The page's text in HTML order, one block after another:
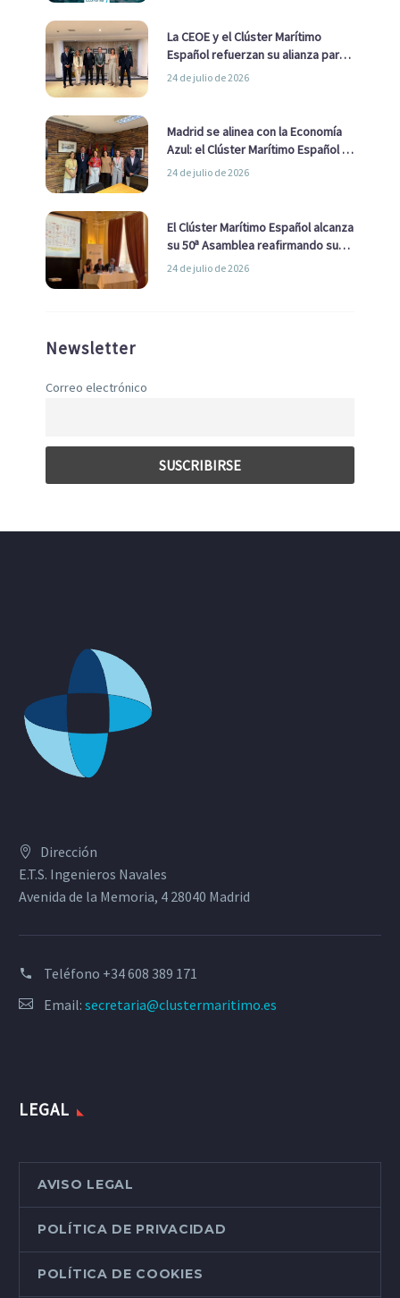
La CEOE y el Clúster Marítimo
Español refuerzan su alianza para
impulsar una estrategia Nacional
24 de julio de 2026
Madrid se alinea con la Economía
Azul: el Clúster Marítimo Español y
la Real Liga Naval avanzan alianzas
24 de julio de 2026
El Clúster Marítimo Español alcanza
su 50ª Asamblea reafirmando su
liderazgo en la Economía Azul
24 de julio de 2026
Newsletter
Correo electrónico
Dirección
E.T.S. Ingenieros Navales
Avenida de la Memoria, 4 28040 Madrid
Teléfono +34 608 389 171
Email: secretaria@clustermaritimo.es
LEGAL
AVISO LEGAL
POLÍTICA DE PRIVACIDAD
POLÍTICA DE COOKIES